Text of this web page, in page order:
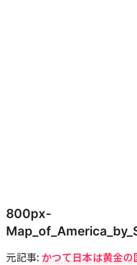
800px-
元記事: かつて日本は黄金